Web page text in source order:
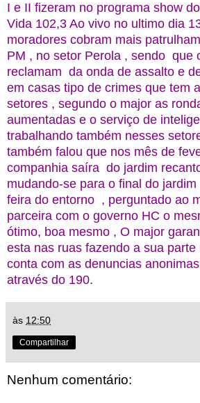
I e II fizeram no programa show
Vida 102,3 Ao vivo no ultimo dia
moradores cobram mais
PM , no setor Perola , sendo que
reclamam da onda de assalto e
em casas tipo de crimes que tem
setores , segundo o major as
aumentadas e o serviço de
trabalhando também nesses
também falou que nos mês de
companhia saíra do jardim
mudando-se para o final do
feira do entorno , perguntado ao
parceira com o governo HC o
ótimo, boa mesmo , O major
esta nas ruas fazendo a sua parte
conta com as denuncias
através do 190.
às 12:50
Compartilhar
Nenhum comentário: